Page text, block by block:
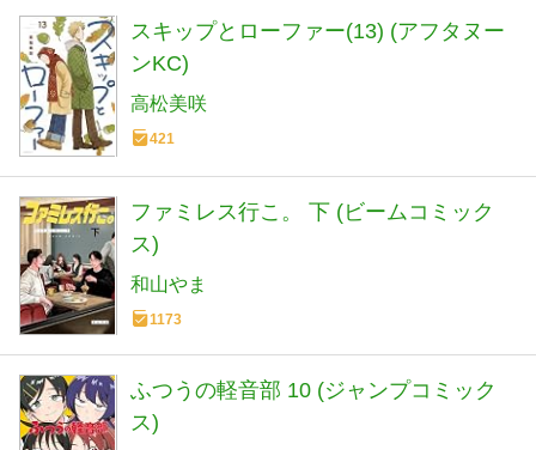
スキップとローファー(13) (アフタヌー
ンKC)
高松美咲
421
ファミレス行こ。 下 (ビームコミック
ス)
和山やま
1173
ふつうの軽音部 10 (ジャンプコミック
ス)